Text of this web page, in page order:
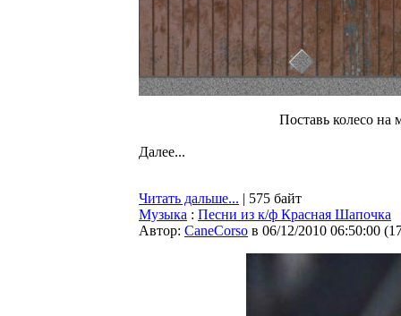
Поставь колесо на
Далее...
Читать дальше... | 575 байт
Музыка : Песни из к/ф Красная Шапочка
Автор: CaneCorso в 06/12/2010 06:50:00 (